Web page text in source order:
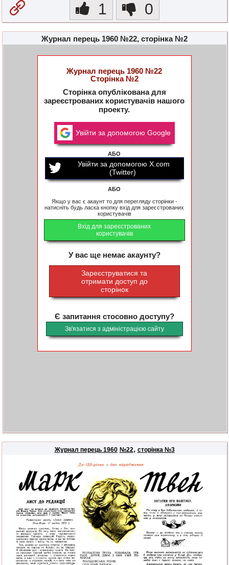
1 0
Журнал перець 1960 №22, сторінка №2
Журнал перець 1960 №22
Сторінка №2
Сторінка опублікована для
зареєстрованих користувачів нашого
проекту.
Увійти за допомогою Google
АБО
Увійти за допомогою X.com
(Twitter)
АБО
Якщо у вас є акаунт то для перегляду сторінки -
натисніть будь ласка кнопку вхід для зареєстрованих
користувачів
Вхід для зареєстрованих
користувачів
У вас ще немає акаунту?
Зареєструватися та
отримати доступ до
сторінок
Є запитання стосовно доступу?
Зв'язатися з адміністрацією сайту
Журнал перець 1960 №22, сторінка №3